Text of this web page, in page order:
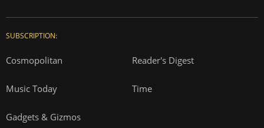
SUBSCRIPTION:
Cosmopolitan Reader's Digest
Music Today Time
Gadgets & Gizmos